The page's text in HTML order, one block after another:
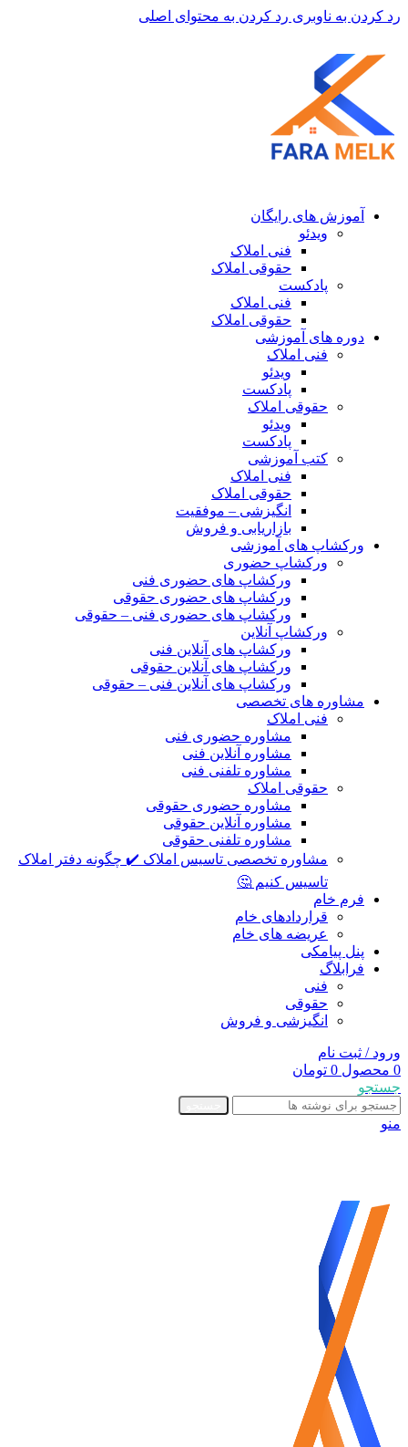
رد کردن به ناوبری رد کردن به محتوای اصلی
آموزش های رایگان
ویدئو
فنی املاک
حقوقی املاک
پادکست
فنی املاک
حقوقی املاک
دوره های آموزشی
فنی املاک
ویدئو
پادکست
حقوقی املاک
ویدئو
پادکست
کتب آموزشی
فنی املاک
حقوقی املاک
انگیزشی – موفقیت
بازاریابی و فروش
ورکشاپ های آموزشی
ورکشاپ حضوری
ورکشاپ های حضوری فنی
ورکشاپ های حضوری حقوقی
ورکشاپ های حضوری فنی – حقوقی
ورکشاپ آنلاین
ورکشاپ های آنلاین فنی
ورکشاپ های آنلاین حقوقی
ورکشاپ های آنلاین فنی – حقوقی
مشاوره های تخصصی
فنی املاک
مشاوره حضوری فنی
مشاوره آنلاین فنی
مشاوره تلفنی فنی
حقوقی املاک
مشاوره حضوری حقوقی
مشاوره آنلاین حقوقی
مشاوره تلفنی حقوقی
مشاوره تخصصی تاسیس املاک ✔️ چگونه دفتر املاک
تاسیس کنیم 🤔
فرم خام
قراردادهای خام
عریضه های خام
پنل پیامکی
فرابلاگ
فنی
حقوقی
انگیزشی و فروش
ورود / ثبت نام
0 محصول 0 تومان
جستجو
منو